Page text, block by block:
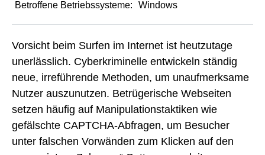
Betroffene Betriebssysteme:
Windows
Vorsicht beim Surfen im Internet ist heutzutage
unerlässlich. Cyberkriminelle entwickeln ständig
neue, irreführende Methoden, um unaufmerksame
Nutzer auszunutzen. Betrügerische Webseiten
setzen häufig auf Manipulationstaktiken wie
gefälschte CAPTCHA-Abfragen, um Besucher
unter falschen Vorwänden zum Klicken auf den